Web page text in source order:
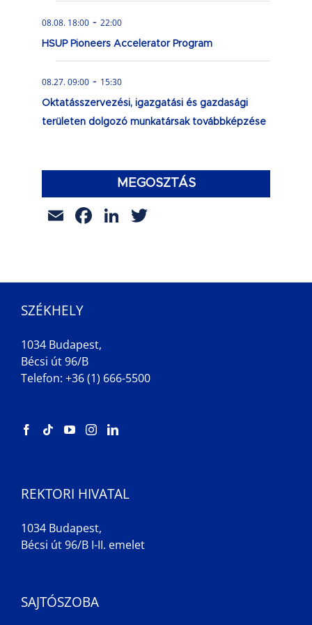
08.08. 18:00 - 22:00
HSUP Pioneers Accelerator Program
08.27. 09:00 - 15:30
Oktatásszervezési, igazgatási és gazdasági
területen dolgozó munkatársak továbbképzése
MEGOSZTÁS
EmailFacebook
LinkedIn
SZÉKHELY
1034 Budapest,
Bécsi út 96/B
Telefon: +36 (1) 666-5500
REKTORI HIVATAL
1034 Budapest,
Bécsi út 96/B I-II. emelet
SAJTÓSZOBA